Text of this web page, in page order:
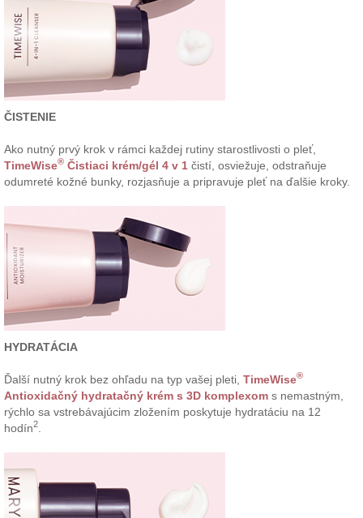
ČISTENIE
Ako nutný prvý krok v rámci každej rutiny starostlivosti o pleť,
TimeWise® Čistiaci krém/gél 4 v 1 čistí, osviežuje, odstraňuje
odumreté kožné bunky, rozjasňuje a pripravuje pleť na ďalšie kroky.
HYDRATÁCIA
Ďalší nutný krok bez ohľadu na typ vašej pleti, TimeWise®
Antioxidačný hydratačný krém s 3D komplexom s nemastným,
rýchlo sa vstrebávajúcim zložením poskytuje hydratáciu na 12
hodín2